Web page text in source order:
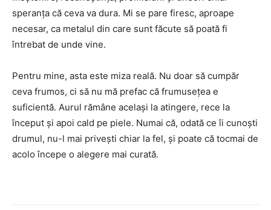
speranța că ceva va dura. Mi se pare firesc, aproape
necesar, ca metalul din care sunt făcute să poată fi
întrebat de unde vine.
Pentru mine, asta este miza reală. Nu doar să cumpăr
ceva frumos, ci să nu mă prefac că frumusețea e
suficientă. Aurul rămâne același la atingere, rece la
început și apoi cald pe piele. Numai că, odată ce îi cunoști
drumul, nu-l mai privești chiar la fel, și poate că tocmai de
acolo începe o alegere mai curată.